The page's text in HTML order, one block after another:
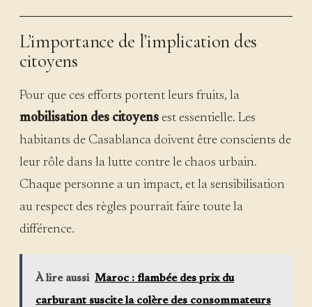
L’importance de l’implication des
citoyens
Pour que ces efforts portent leurs fruits, la
mobilisation des citoyens est essentielle. Les
habitants de Casablanca doivent être conscients de
leur rôle dans la lutte contre le chaos urbain.
Chaque personne a un impact, et la sensibilisation
au respect des règles pourrait faire toute la
différence.
À lire aussi Maroc : flambée des prix du
carburant suscite la colère des consommateurs